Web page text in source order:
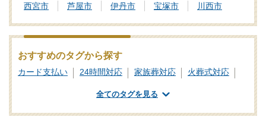
西宮市 芦屋市 伊丹市 宝塚市 川西市
おすすめのタグから探す
カード支払い 24時間対応 家族葬対応
火葬式対応
社葬対応
業界団体加盟
全てのタグを見る